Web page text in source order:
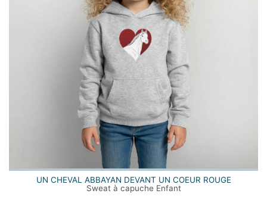
UN CHEVAL ABBAYAN DEVANT UN COEUR ROUGE
Sweat à capuche Enfant